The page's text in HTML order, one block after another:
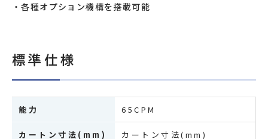
各種オプション機構を搭載可能
標準仕様
能力 65CPM
カートン寸法(mm) カートン寸法(mm)